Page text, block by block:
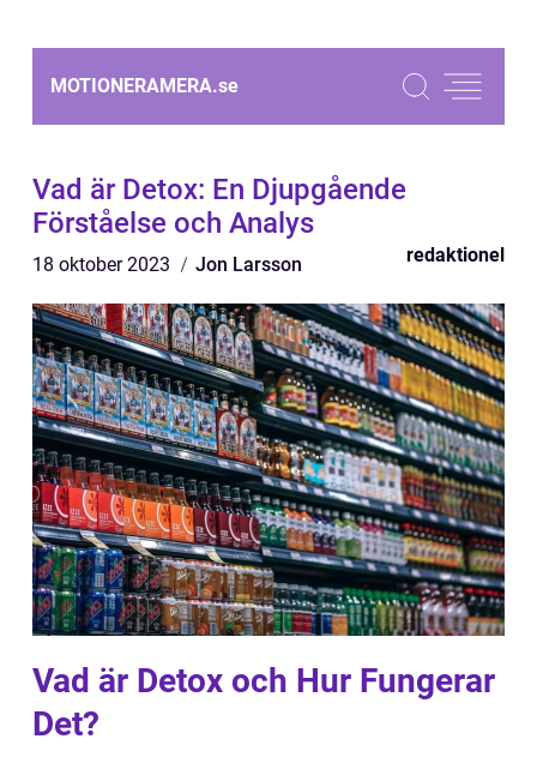
MOTIONERAMERA.se
Vad är Detox: En Djupgående
Förståelse och Analys
18 oktober 2023 Jon Larsson redaktionel
Vad är Detox och Hur Fungerar
Det?